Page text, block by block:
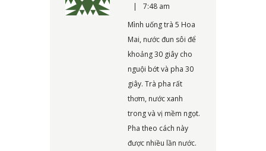
7:48 am
Mình uống trà 5 Hoa
Mai, nước đun sôi để
khoảng 30 giây cho
nguội bớt và pha 30
giây. Trà pha rất
thơm, nước xanh
trong và vị mềm ngọt.
Pha theo cách này
được nhiều lần nước.